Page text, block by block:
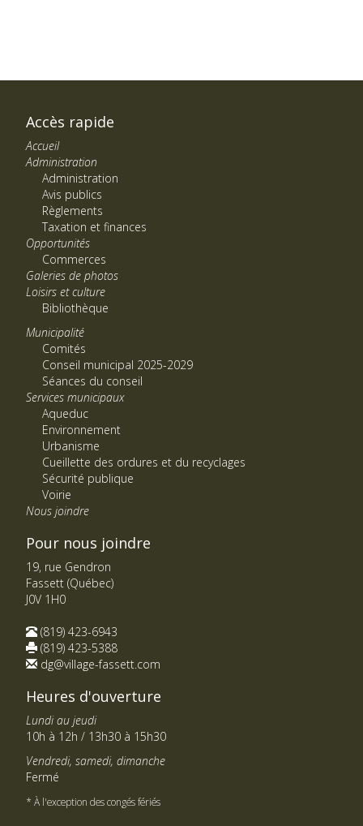
Accès rapide
Accueil
Administration
Administration
Avis publics
Règlements
Taxation et finances
Opportunités
Commerces
Galeries de photos
Loisirs et culture
Bibliothèque
Municipalité
Comités
Conseil municipal 2025-2029
Séances du conseil
Services municipaux
Aqueduc
Environnement
Urbanisme
Cueillette des ordures et du recyclages
Sécurité publique
Voirie
Nous joindre
Pour nous joindre
19, rue Gendron
Fassett (Québec)
J0V 1H0
(819) 423-6943
(819) 423-5388
dg@village-fassett.com
Heures d'ouverture
Lundi au jeudi
10h à 12h / 13h30 à 15h30
Vendredi, samedi, dimanche
Fermé
* À l'exception des congés fériés